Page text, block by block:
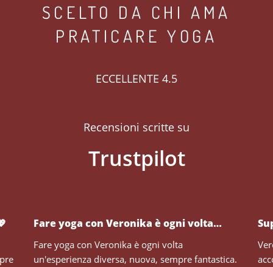
SCELTO DA CHI AMA
PRATICARE YOGA
ECCELLENTE 4.5
Recensioni scritte su
Fare yoga con Veronika è ogni volta…
Fare yoga con Veronika è ogni volta
un'esperienza diversa, nuova, sempre fantastica.